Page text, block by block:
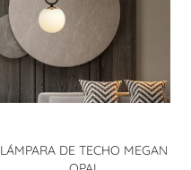
LÁMPARA DE TECHO MEGAN